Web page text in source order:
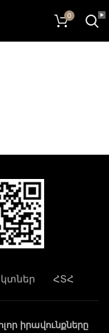
0
ՀՏՀ
իրավունքները